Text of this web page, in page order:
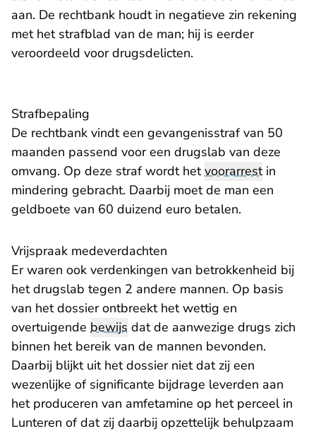
aan. De rechtbank houdt in negatieve zin rekening
met het strafblad van de man; hij is eerder
veroordeeld voor drugsdelicten.
Strafbepaling
De rechtbank vindt een gevangenisstraf van 50
maanden passend voor een drugslab van deze
omvang. Op deze straf wordt hetvoorarrestin
mindering gebracht. Daarbij moet de man een
geldboete van 60 duizend euro betalen.
Vrijspraak medeverdachten
Er waren ook verdenkingen van betrokkenheid bij
het drugslab tegen 2 andere mannen. Op basis
van het dossier ontbreekt het wettig en
overtuigende bewijs dat de aanwezige drugs zich
binnen het bereik van de mannen bevonden.
Daarbij blijkt uit het dossier niet dat zij een
wezenlijke of significante bijdrage leverden aan
het produceren van amfetamine op het perceel in
Lunteren of dat zij daarbij opzettelijk behulpzaam